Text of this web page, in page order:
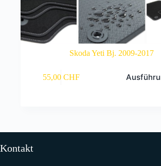
Skoda Yeti Bj. 2009-2017
55,00 CHF
Optionen
können
auf
Kontakt